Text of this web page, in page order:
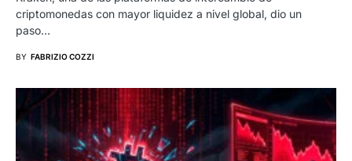
criptomonedas con mayor liquidez a nivel global, dio un
paso…
BY FABRIZIO COZZI